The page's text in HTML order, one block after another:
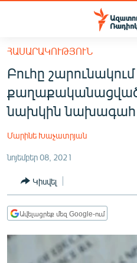
Մատչելիության
հիմնական
բովանդակությանը
հիմնական
մենյուին
ՀԱՅԱՍՏԱՆ
ՔԱՂԱՔԱԿԱՆ
ՏՆՏԵՍՈՒԹՅՈՒՆ
ՂԱՐԱԲԱՂ
ՏԱՐԱԾԱՇՐՋԱՆ
ՀԱՍԱՐԱԿՈՒԹՅՈՒՆ
Բուհը շարունակում
քաղաքականացված
նախկին նախագահ
Մարինե Խաչատրյան
նոյեմբեր 08, 2021
Կիսվել
Ավելացրեք մեզ Google-ում